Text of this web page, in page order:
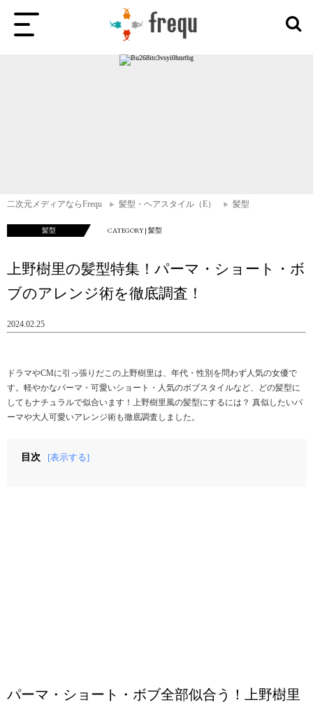
二次元メディアならFrequ 髪型・ヘアスタイル（E） 髪型
髪型 CATEGORY | 髪型
上野樹里の髪型特集！パーマ・ショート・ボ
ブのアレンジ術を徹底調査！
2024.02.25
ドラマやCMに引っ張りだこの上野樹里は、年代・性別を問わず人気の女優で
す。軽やかなパーマ・可愛いショート・人気のボブスタイルなど、どの髪型に
してもナチュラルで似合います！上野樹里風の髪型にするには？ 真似したいパ
ーマや大人可愛いアレンジ術も徹底調査しました。
目次 [表示する]
パーマ・ショート・ボブ全部似合う！上野樹里